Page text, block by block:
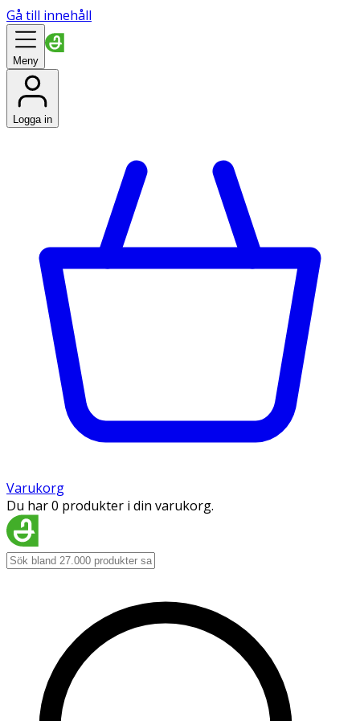
Gå till innehåll
Meny
Logga in
Varukorg
Du har 0 produkter i din varukorg.